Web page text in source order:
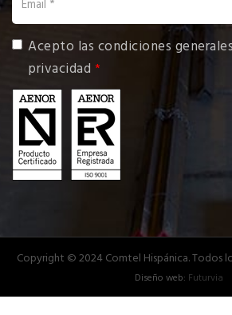
Acepto las condiciones
privacidad
Copyright © 2024 Comtel Hispánica. Todos
Diseño web: Futurvia